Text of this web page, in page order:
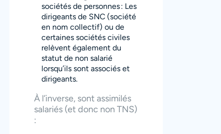
sociétés de personnes : Les
dirigeants de SNC (société
en nom collectif) ou de
certaines sociétés civiles
relèvent également du
statut de non salarié
lorsqu’ils sont associés et
dirigeants.
À l’inverse, sont assimilés
salariés (et donc non TNS)
: